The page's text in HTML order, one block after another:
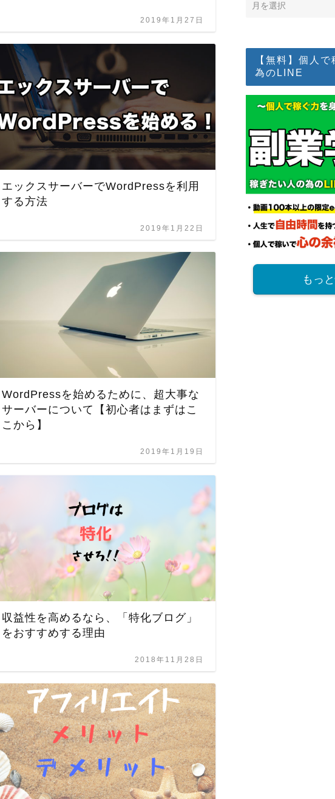
2019年1月27日
エックスサーバーでWordPressを利用
する方法
2019年1月22日
WordPressを始めるために、超大事な
サーバーについて【初心者はまずはこ
こから】
2019年1月19日
収益性を高めるなら、「特化ブログ」
をおすすめする理由
2018年11月28日
【無料】個人
為のLINE
もっ